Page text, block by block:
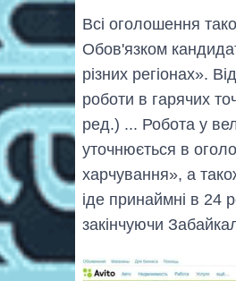
Всі оголошення
Обов'язком
різних регіонах».
роботи в гарячих
ред.) ... Робота у
уточнюється в
харчування», а
іде принаймні в 24
закінчуючи